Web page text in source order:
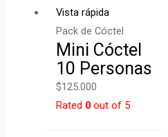
Vista rápida
Pack de Cóctel
Mini Cóctel
10 Personas
$125.000
Rated 0out of 5